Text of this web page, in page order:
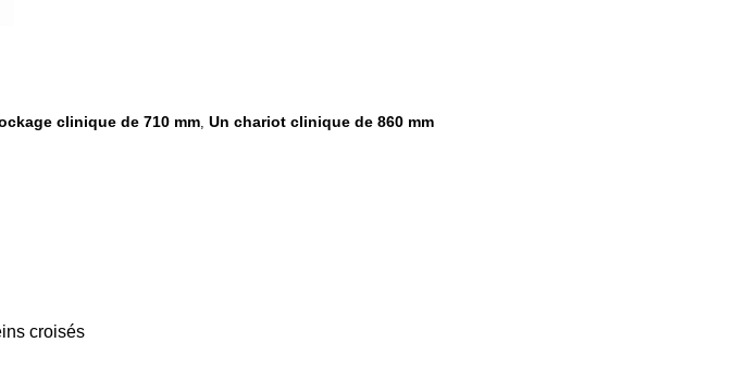
clinique de 710 mm, Un chariot clinique de 860 mm
croisés